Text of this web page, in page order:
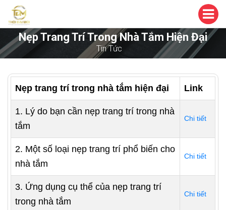
Nẹp Trang Trí Trong Nhà Tắm Hiện Đại
Tin Tức
Nẹp trang trí trong nhà tắm hiện đại Link
1. Lý do bạn cần nẹp trang trí trong nhà
tắm
Chi tiết
2. Một số loại nẹp trang trí phổ biến cho
nhà tắm
Chi tiết
3. Ứng dụng cụ thể của nẹp trang trí
trong nhà tắm
Chi tiết